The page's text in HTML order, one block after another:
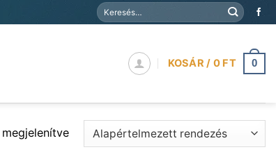
Keresés
a
KOSÁR / 0 FT 0